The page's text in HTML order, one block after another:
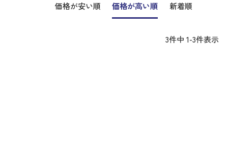
価格が安い順 価格が高い順 新着順
3件中 1-3件表示